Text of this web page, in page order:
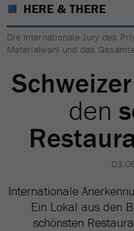
HERE & THERE
Die internationale Jury des
Materialwahl und das
den
Internationale
Ein Lokal aus den
schönsten